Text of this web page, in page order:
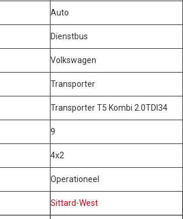
Auto
Dienstbus
Volkswagen
Transporter
Transporter T5 Kombi 2.0TDI34
9
4x2
Operationeel
Sittard-West